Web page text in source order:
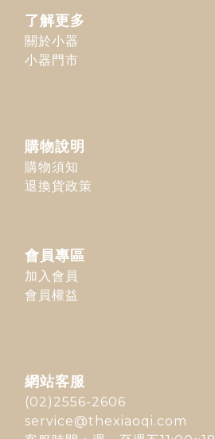
了解更多
關於小器
小器門市
購物說明
購物須知
退換貨政策
會員專區
加入會員
會員權益
網站客服
(02)2556-2606
service@thexiaoqi.com